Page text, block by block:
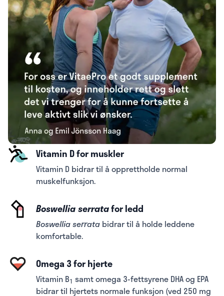
Vitamin D for muskler
Vitamin D bidrar til å opprettholde normal
muskelfunksjon.
Boswellia serratafor ledd
Boswellia serrata bidrar til å holde leddene
komfortable.
Omega 3 for hjerte
Vitamin B1 samt omega 3-fettsyrene DHA og EPA
bidrar til hjertets normale funksjon (ved 250 mg